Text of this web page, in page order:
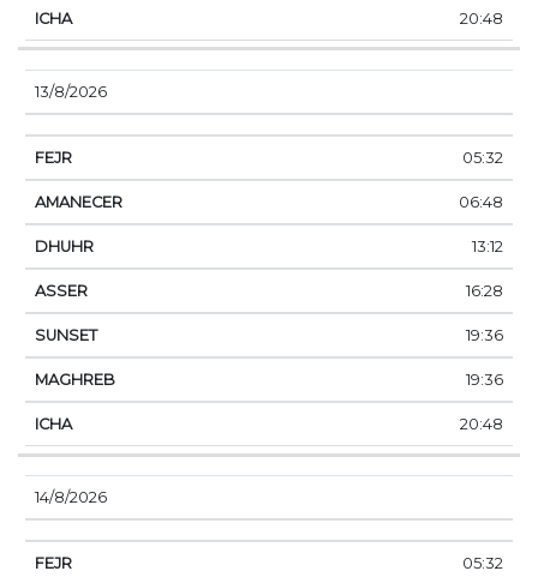
20:48
13/8/2026
05:32
06:48
13:12
16:28
19:36
19:36
20:48
14/8/2026
05:32